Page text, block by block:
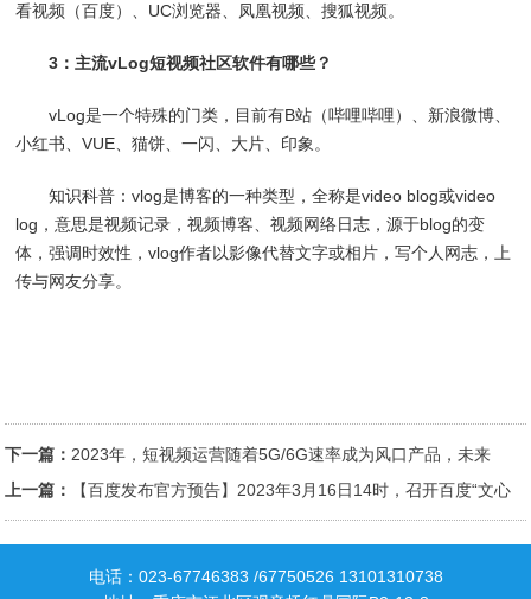
看视频（百度）、UC浏览器、凤凰视频、搜狐视频。
3：主流vLog短视频社区软件有哪些？
vLog是一个特殊的门类，目前有B站（哔哩哔哩）、新浪微博、
小红书、VUE、猫饼、一闪、大片、印象。
知识科普：vlog是博客的一种类型，全称是video blog或video
log，意思是视频记录，视频博客、视频网络日志，源于blog的变
体，强调时效性，vlog作者以影像代替文字或相片，写个人网志，上
传与网友分享。
下一篇： 2023年，短视频运营随着5G/6G速率成为风口产品，未来
MCN机构更具流量转换优势！
上一篇：
【百度发布官方预告】2023年3月16日14时，召开百度“文心
一言”主题发布会！
电话：023-67746383 /67750526 13101310738